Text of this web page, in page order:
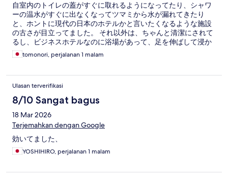
自室内のトイレの蓋がすぐに取れるようになってたり、シャワ
ーの温水がすぐに出なくなってツマミから水が漏れてきたり
と、ホントに現代の日本のホテルかと言いたくなるような施設
の古さが目立ってました。 それ以外は、ちゃんと清潔にされて
るし、ビジネスホテルなのに浴場があって、足を伸ばして浸か
れるのは良かった。
tomonori, perjalanan 1 malam
Ulasan terverifikasi
8/10 Sangat bagus
18 Mar 2026
Terjemahkan dengan Google
効いてました、
YOSHIHIRO, perjalanan 1 malam